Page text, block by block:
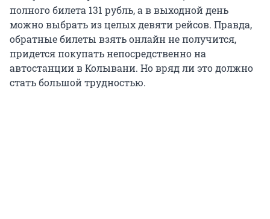
полного билета 131 рубль, а в выходной день
можно выбрать из целых девяти рейсов. Правда,
обратные билеты взять онлайн не получится,
придется покупать непосредственно на
автостанции в Колывани. Но вряд ли это должно
стать большой трудностью.